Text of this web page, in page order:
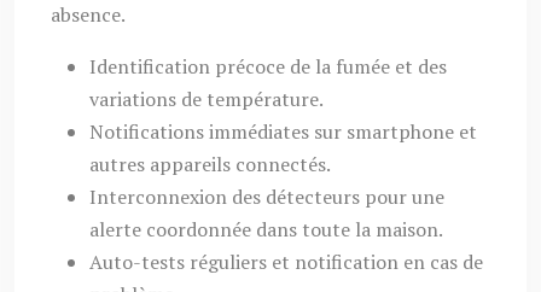
absence.
Identification précoce de la fumée et des
variations de température.
Notifications immédiates sur smartphone et
autres appareils connectés.
Interconnexion des détecteurs pour une
alerte coordonnée dans toute la maison.
Auto-tests réguliers et notification en cas de